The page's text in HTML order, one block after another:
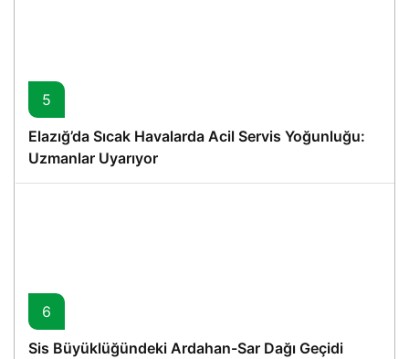
5
Elazığ’da Sıcak Havalarda Acil Servis Yoğunluğu:
Uzmanlar Uyarıyor
6
Sis Büyüklüğündeki Ardahan-Sar Dağı Geçidi